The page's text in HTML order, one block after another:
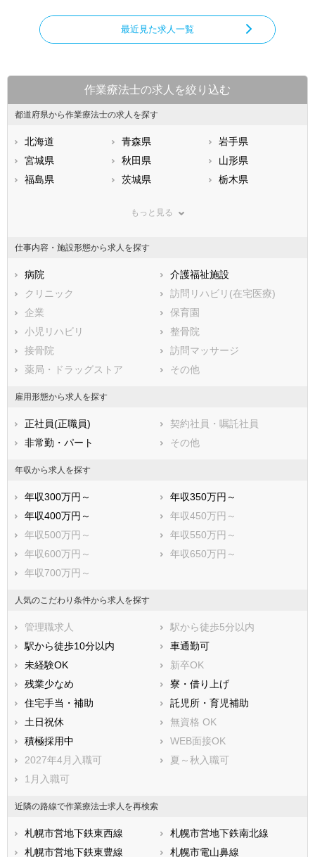
最近見た求人一覧
作業療法士の求人を絞り込む
都道府県から作業療法士の求人を探す
北海道 青森県
岩手県
宮城県
秋田県
山形県
福島県
茨城県
栃木県
神奈川県
石川県
福井県
静岡県
三重県
滋賀県
大阪府
兵庫県
鳥取県
広島県
徳島県
香川県
愛媛県
鹿児島県
もっと見る
仕事内容・施設形態から求人を探す
病院
介護福祉施設
クリニック
訪問リハビリ(在宅医療)
企業
保育園
小児リハビリ
整骨院
接骨院
訪問マッサージ
薬局・ドラッグストア
その他
雇用形態から求人を探す
正社員(正職員)
契約社員・嘱託社員
非常勤・パート
その他
年収から求人を探す
年収300万円～
年収350万円～
年収400万円～
年収450万円～
年収500万円～
年収550万円～
年収600万円～
年収650万円～
年収700万円～
人気のこだわり条件から求人を探す
管理職求人
駅から徒歩5分以内
駅から徒歩10分以内
車通勤可
未経験OK
新卒OK
残業少なめ
寮・借り上げ
住宅手当・補助
託児所・育児補助
土日祝休
無資格 OK
積極採用中
WEB面接OK
2027年4月入職可
夏～秋入職可
1月入職可
近隣の路線で作業療法士求人を再検索
札幌市営地下鉄東西線
札幌市営地下鉄南北線
札幌市営地下鉄東豊線
札幌市電山鼻線